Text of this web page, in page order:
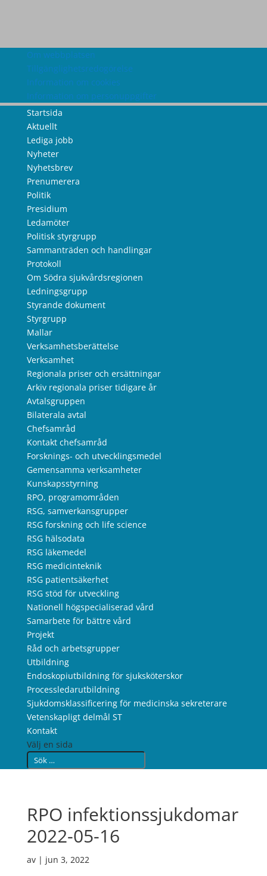
Om webbplatsen
Tillgänglighetsredogörelse
Information om cookies
Information om personuppgifter
Startsida
Aktuellt
Lediga jobb
Nyheter
Nyhetsbrev
Prenumerera
Politik
Presidium
Ledamöter
Politisk styrgrupp
Sammanträden och handlingar
Protokoll
Om Södra sjukvårdsregionen
Ledningsgrupp
Styrande dokument
Styrgrupp
Mallar
Verksamhetsberättelse
Verksamhet
Regionala priser och ersättningar
Arkiv regionala priser tidigare år
Avtalsgruppen
Bilaterala avtal
Chefsamråd
Kontakt chefsamråd
Forsknings- och utvecklingsmedel
Gemensamma verksamheter
Kunskapsstyrning
RPO, programområden
RSG, samverkansgrupper
RSG forskning och life science
RSG hälsodata
RSG läkemedel
RSG medicinteknik
RSG patientsäkerhet
RSG stöd för utveckling
Nationell högspecialiserad vård
Samarbete för bättre vård
Projekt
Råd och arbetsgrupper
Utbildning
Endoskopiutbildning för sjuksköterskor
Processledarutbildning
Sjukdomsklassificering för medicinska sekreterare
Vetenskapligt delmål ST
Kontakt
Välj en sida
RPO infektionssjukdomar
2022-05-16
av | jun 3, 2022